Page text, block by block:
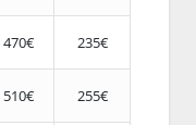
470€ 235€
510€ 255€